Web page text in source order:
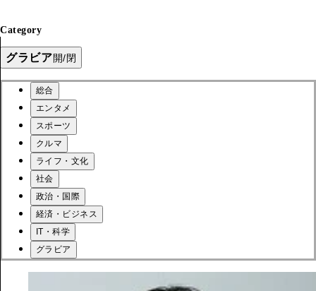
Category
グラビア開/閉
総合
エンタメ
スポーツ
クルマ
ライフ・文化
社会
政治・国際
経済・ビジネス
IT・科学
グラビア